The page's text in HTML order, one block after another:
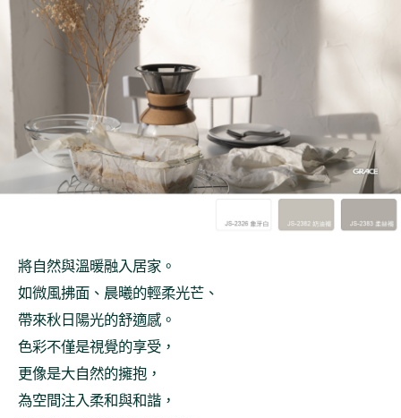
將自然與溫暖融入居家。
如微風拂面、晨曦的輕柔光芒、
帶來秋日陽光的舒適感。
色彩不僅是視覺的享受，
更像是大自然的擁抱，
為空間注入柔和與和諧，